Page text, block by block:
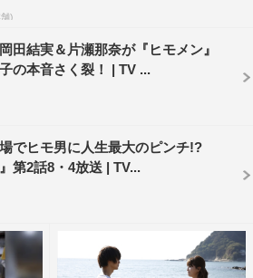
)
田結実＆片瀬那奈が『ヒモメン』
の本音さく裂！ | TV ...
でヒモ男に人生最大のピンチ!?
第2話8・4放送 | TV...